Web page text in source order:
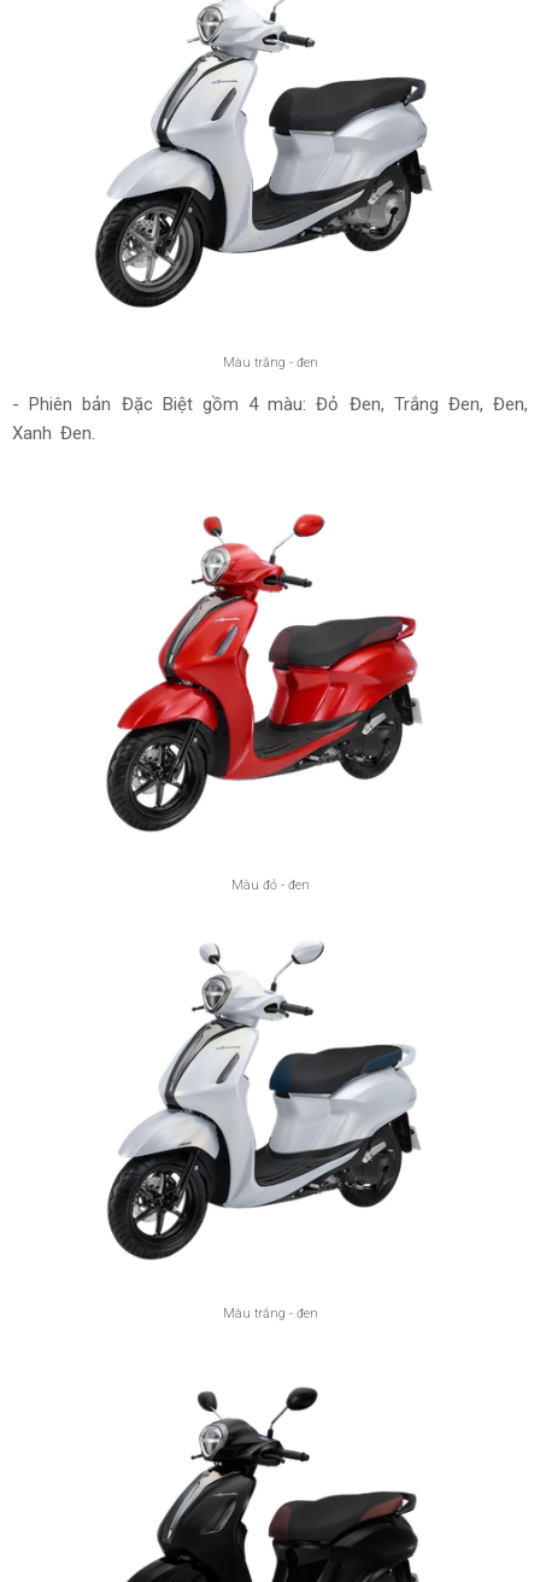
Màu trắng - đen
- Phiên bản Đặc Biệt gồm 4 màu: Đỏ Đen, Trắng Đen, Đen,
Xanh Đen.
Màu đỏ - đen
Màu trắng - đen